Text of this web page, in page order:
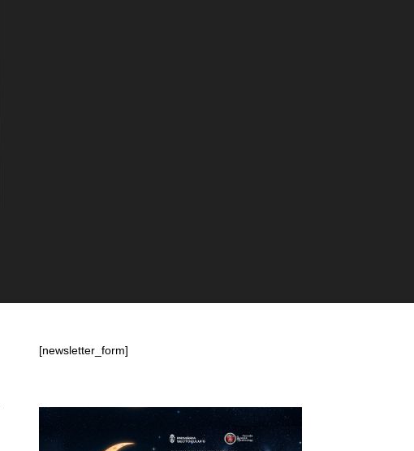
[newsletter_form]